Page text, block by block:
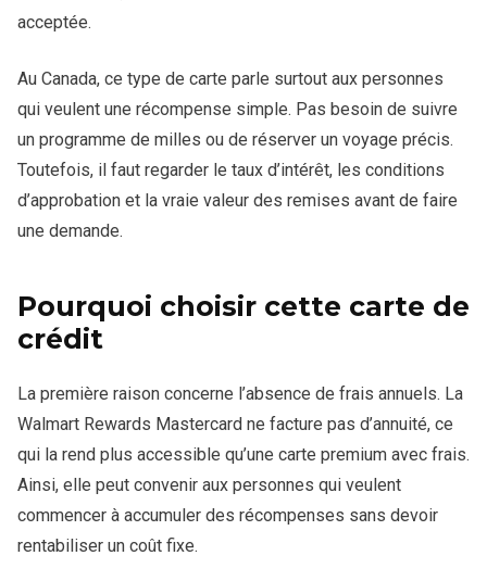
acceptée.
Au Canada, ce type de carte parle surtout aux personnes
qui veulent une récompense simple. Pas besoin de suivre
un programme de milles ou de réserver un voyage précis.
Toutefois, il faut regarder le taux d’intérêt, les conditions
d’approbation et la vraie valeur des remises avant de faire
une demande.
Pourquoi choisir cette carte de
crédit
La première raison concerne l’absence de frais annuels. La
Walmart Rewards Mastercard ne facture pas d’annuité, ce
qui la rend plus accessible qu’une carte premium avec frais.
Ainsi, elle peut convenir aux personnes qui veulent
commencer à accumuler des récompenses sans devoir
rentabiliser un coût fixe.